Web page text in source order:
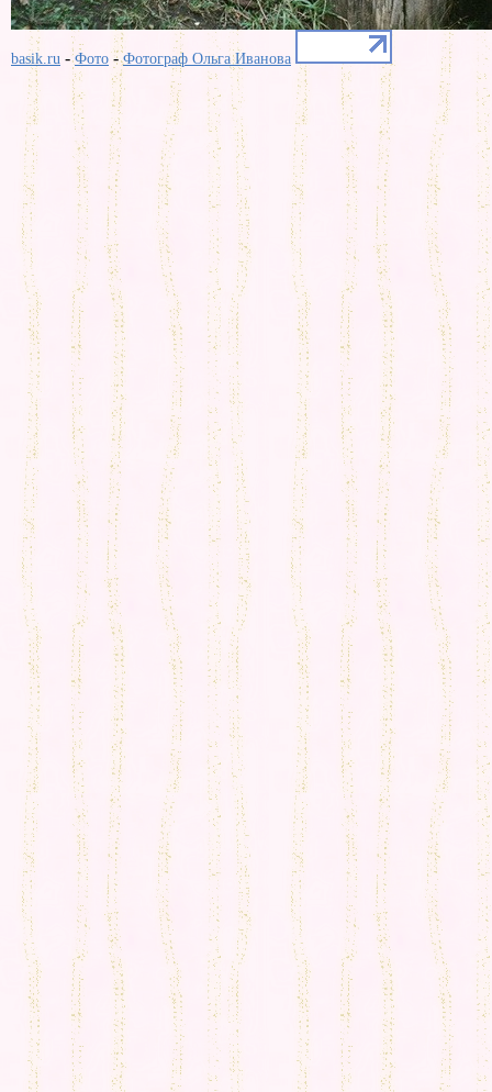
basik.ru -Фото-Фотограф Ольга Иванова